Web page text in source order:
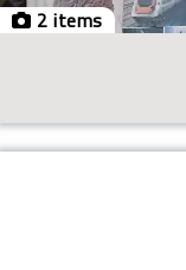
2 items